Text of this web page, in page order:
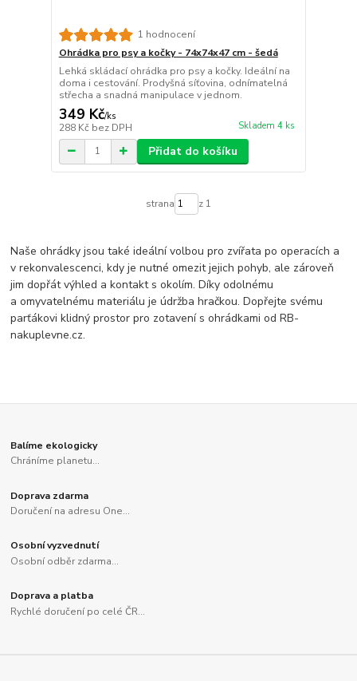
1 hodnocení
Ohrádka pro psy a kočky - 74x74x47 cm - šedá
Lehká skládací ohrádka pro psy a kočky. Ideální na
doma i cestování. Prodyšná síťovina, odnímatelná
střecha a snadná manipulace v jednom.
349 Kč/ks
288 Kč bez DPH Skladem 4 ks
Přidat do košíku
strana z 1
Naše ohrádky jsou takéideální volbou pro zvířata po operacích a
v rekonvalescenci, kdy je nutné omezit jejich pohyb, ale zároveň
jim dopřát výhled a kontakt s okolím. Díky odolnému
aomyvatelnému materiálu je údržba hračkou. Dopřejte svému
parťákovi klidný prostor pro zotavení s ohrádkami od RB-
nakuplevne.cz.
Balíme ekologicky
Chráníme planetu...
Doprava zdarma
Doručení na adresu One...
Osobní vyzvednutí
Osobní odběr zdarma...
Doprava a platba
Rychlé doručení po celé ČR...